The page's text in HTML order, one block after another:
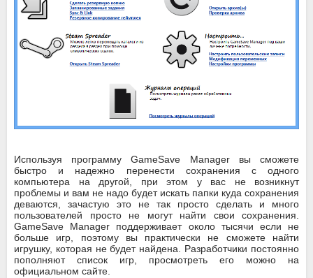
Используя программу GameSave Manager вы сможете
быстро и надежно перенести сохранения с одного
компьютера на другой, при этом у вас не возникнут
проблемы и вам не надо будет искать папки куда сохранения
деваются, зачастую это не так просто сделать и много
пользователей просто не могут найти свои сохранения.
GameSave Manager поддерживает около тысячи если не
больше игр, поэтому вы практически не сможете найти
игрушку, которая не будет найдена. Разработчики постоянно
пополняют список игр, просмотреть его можно на
официальном сайте.